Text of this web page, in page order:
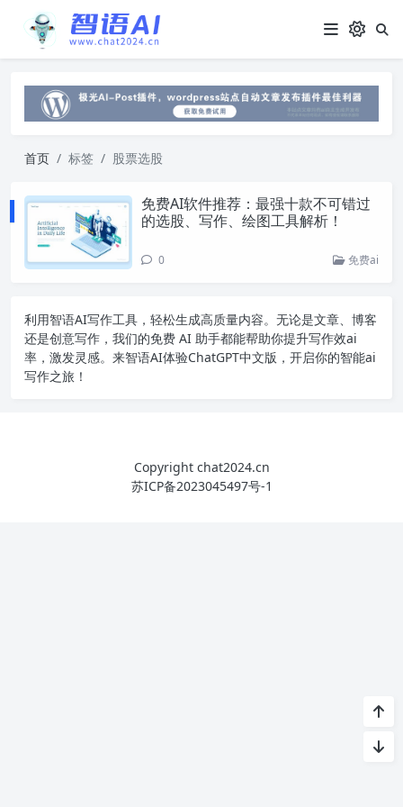
首页 标签 股票选股
免费AI软件推荐：最强十款不可错过
的选股、写作、绘图工具解析！
0 免费ai
利用智语AI写作工具，轻松生成高质量内容。无论是文章、博客
还是创意写作，我们的免费 AI 助手都能帮助你提升写作效ai
率，激发灵感。来智语AI体验ChatGPT中文版 ，开启你的智能ai
写作之旅！
Copyright chat2024.cn
苏ICP备2023045497号-1